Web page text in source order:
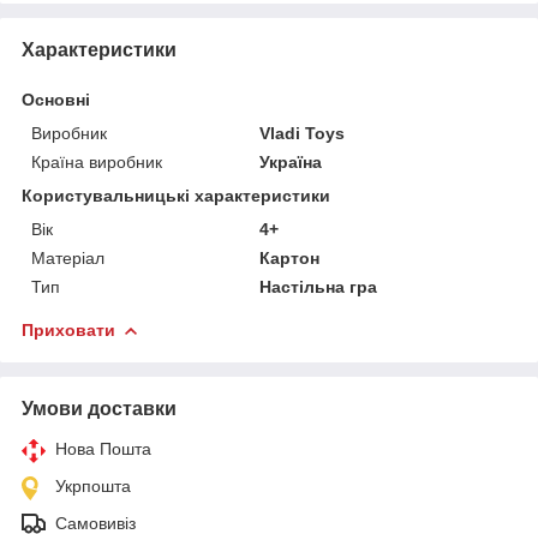
Характеристики
Основні
Виробник
Vladi Toys
Країна виробник
Україна
Користувальницькі характеристики
Вік
4+
Матеріал
Картон
Тип
Настільна гра
Приховати
Умови доставки
Нова Пошта
Укрпошта
Самовивіз